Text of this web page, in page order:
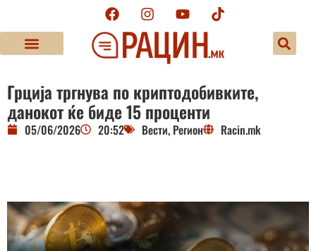
Грција тргнува по криптодобивките,
данокот ќе биде 15 проценти
05/06/2026 20:52 Вести, Регион Racin.mk